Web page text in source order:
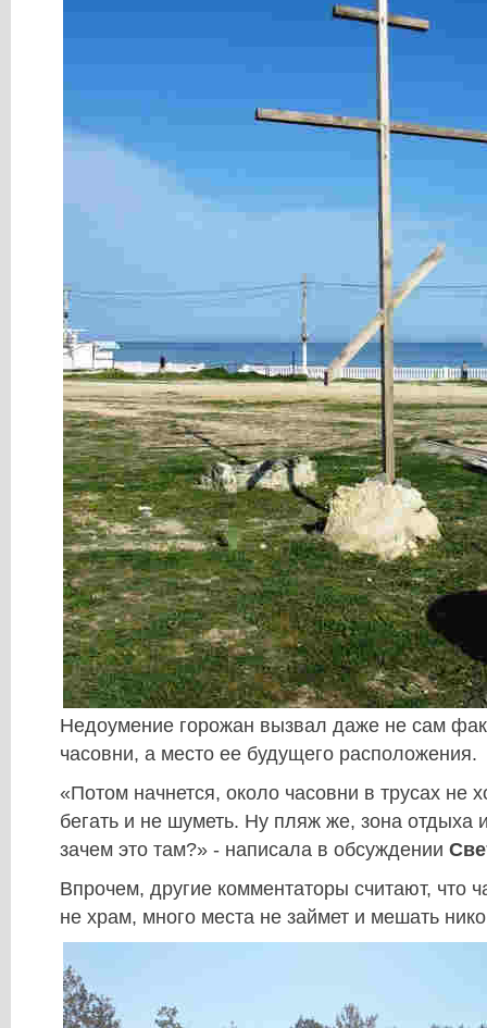
Недоумение горожан вызвал даже не сам
часовни, а место ее будущего расположения.
«Потом начнется, около часовни в трусах не
бегать и не шуметь. Ну пляж же, зона отдыха
зачем это там?» - написала в обсуждении
Впрочем, другие комментаторы считают, что
не храм, много места не займет и мешать